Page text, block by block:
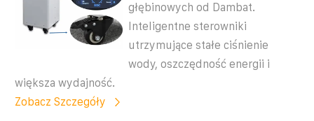
głębinowych od Dambat.
Inteligentne sterowniki
utrzymujące stałe ciśnienie
wody, oszczędność energii i
większa wydajność.
Zobacz Szczegóły